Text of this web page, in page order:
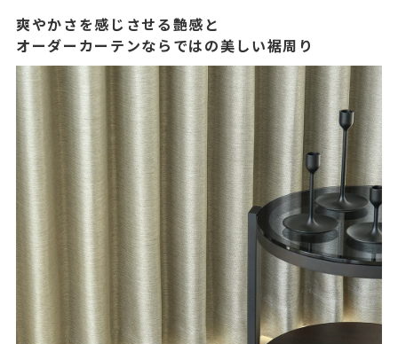
爽やかさを感じさせる艶感と
オーダーカーテンならではの美しい裾周り